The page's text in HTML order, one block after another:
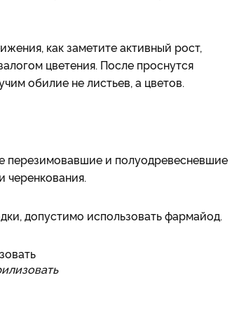
как заметите активный рост,
цветения. После проснутся
обилие не листьев, а цветов.
перезимовавшие и полуодревесневшие
черенкования.
допустимо использовать фармайод.